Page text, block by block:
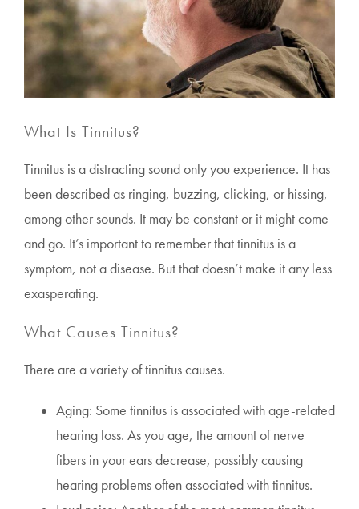
What Is Tinnitus?
Tinnitus is a distracting sound only you experience. It has
been described as ringing, buzzing, clicking, or hissing,
among other sounds. It may be constant or it might come
and go. It’s important to remember that tinnitus is a
symptom, not a disease. But that doesn’t make it any less
exasperating.
What Causes Tinnitus?
There are a variety of tinnitus causes.
Aging: Some tinnitus is associated with age-related
hearing loss. As you age, the amount of nerve
fibers in your ears decrease, possibly causing
hearing problems often associated with tinnitus.